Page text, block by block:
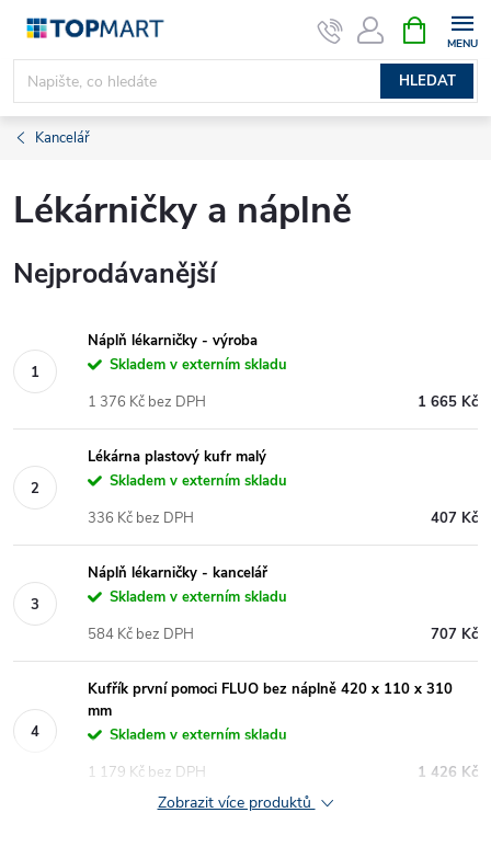
Přejít
obsah
HLEDAT
NÁKUPNÍ
KOŠÍK
Kancelář
Lékárničky a náplně
Nejprodávanější
Náplň lékarničky - výroba
Skladem v externím skladu
1 665 Kč
1 376 Kč bez DPH
Lékárna plastový kufr malý
Skladem v externím skladu
407 Kč
336 Kč bez DPH
Náplň lékarničky - kancelář
Skladem v externím skladu
707 Kč
584 Kč bez DPH
Kufřík první pomoci FLUO bez náplně 420 x 110 x 310
mm
Skladem v externím skladu
1 426 Kč
1 179 Kč bez DPH
Zobrazit více produktů